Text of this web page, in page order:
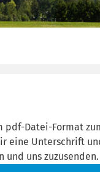
pdf-Datei-Format
eine Unterschrift
uns zuzusenden.